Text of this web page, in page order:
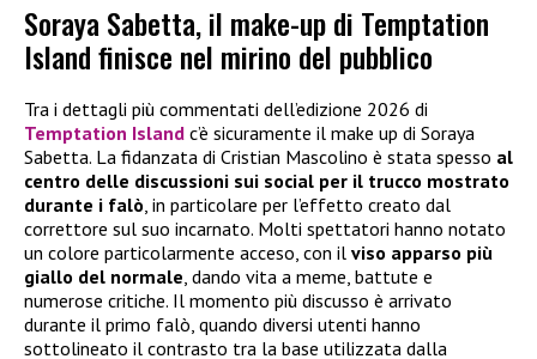
Soraya Sabetta, il make-up di Temptation
Island finisce nel mirino del pubblico
Tra i dettagli più commentati dell’edizione 2026 di
Temptation Island c’è sicuramente il make up di Soraya
Sabetta. La fidanzata di Cristian Mascolino è stata spesso al
centro delle discussioni sui social per il trucco mostrato
durante i falò, in particolare per l’effetto creato dal
correttore sul suo incarnato. Molti spettatori hanno notato
un colore particolarmente acceso, con il viso apparso più
giallo del normale, dando vita a meme, battute e
numerose critiche. Il momento più discusso è arrivato
durante il primo falò, quando diversi utenti hanno
sottolineato il contrasto tra la base utilizzata dalla